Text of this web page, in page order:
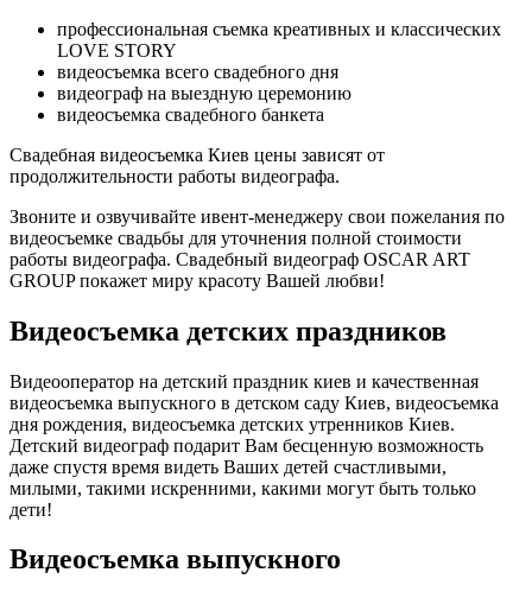
профессиональная съемка креативных и классических
LOVE STORY
видеосъемка всего свадебного дня
видеограф на выездную церемонию
видеосъемка свадебного банкета
Свадебная видеосъемка Киев цены зависят от
продолжительности работы видеографа.
Звоните и озвучивайте ивент-менеджеру свои пожелания по
видеосъемке свадьбы для уточнения полной стоимости
работы видеографа. Свадебный видеограф OSCAR ART
GROUP покажет миру красоту Вашей любви!
Видеосъемка детских праздников
Видеооператор на детский праздник киев и качественная
видеосъемка выпускного в детском саду Киев, видеосъемка
дня рождения, видеосъемка детских утренников Киев.
Детский видеограф подарит Вам бесценную возможность
даже спустя время видеть Ваших детей счастливыми,
милыми, такими искренними, какими могут быть только
дети!
Видеосъемка выпускного